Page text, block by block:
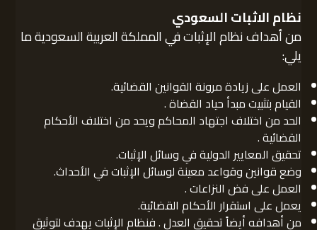
نظام الاثبات السعودي
من أهداف نظام الإثبات في المملكة العربية السعودية ما
يلي:
العمل على زيادة مرونة القوانين القضائية.
القيام بتثبيت مبدأ حياد القضاة .
الحد من اختلاف اجتهاد المحاكم ويحد من اختلاف الأحكام
القضائية .
تحقيق المعايير الدولية في وسائل الإثبات.
وضع قوانين وقواعد معينة لوسائل الإثبات في الأحداث.
العمل على فض النزاعات .
يعمل على استقرار الأحكام القضائية.
من أهدافه أيضاً تحقيق العدل . فنظام الإثبات يهدف لتوثيق